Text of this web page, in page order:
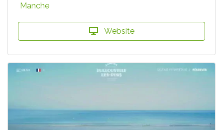
Manche
Website